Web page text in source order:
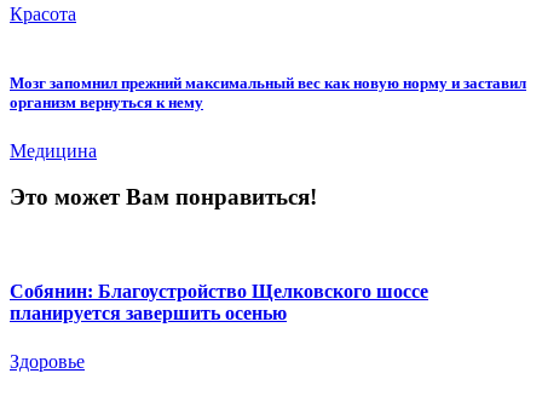
Красота
Мозг запомнил прежний максимальный вес как новую норму и заставил
организм вернуться к нему
Медицина
Это может Вам понравиться!
Собянин: Благоустройство Щелковского шоссе
планируется завершить осенью
Здоровье